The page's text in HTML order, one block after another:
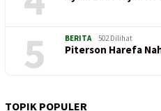
5 BERITA 502 Dilihat
Piterson Harefa
TOPIK POPULER